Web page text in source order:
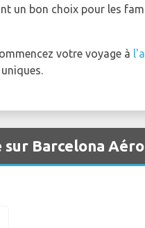
un bon choix pour les
votre voyage à
sur Barcelona